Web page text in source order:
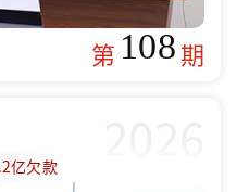
第 108期
亿欠款